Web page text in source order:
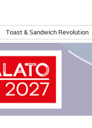
Toast & Sandwich Revolution